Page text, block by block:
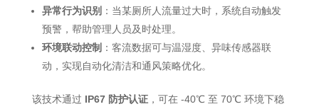
异常行为识别 ：当某厕所人流量过大时，系统自动触发
预警，帮助管理人员及时处理。
环境联动控制 ：客流数据可与温湿度、异味传感器联
动，实现自动化清洁和通风策略优化。
该技术通过 IP67 防护认证，可在 -40℃ 至 70℃ 环境下稳